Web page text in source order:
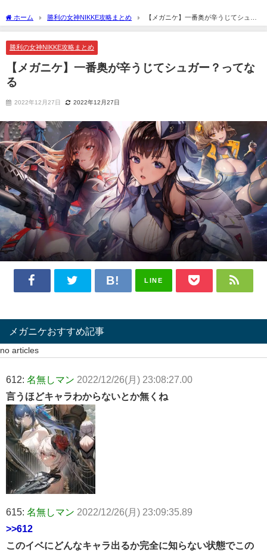
ホーム 勝利の女神NIKKE攻略まとめ
【メガニケ】一番奥が辛うじてシュガ
ー？ってなる
勝利の女神NIKKE攻略まとめ
【メガニケ】一番奥が辛うじてシュガー？ってな
る
2022年12月27日 2022年12月27日
LINE
メガニケおすすめ記事
no articles
612: 名無しマン 2022/12/26(月) 23:08:27.00
言うほどキャラわからないとか無くね
615: 名無しマン 2022/12/26(月) 23:09:35.89
>>612
このイベにどんなキャラ出るか完全に知らない状態でこの